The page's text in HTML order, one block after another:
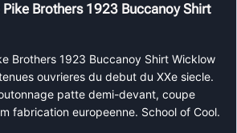
Brothers 1923 Buccanoy Shirt
Brothers 1923 Buccanoy Shirt Wicklow
ouvrieres du debut du XXe siecle.
patte demi-devant, coupe
fabrication europeenne. School of Cool.